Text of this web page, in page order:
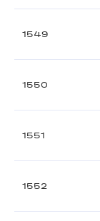
1549
1550
1551
1552